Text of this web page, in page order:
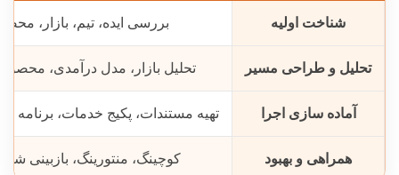
شناخت اولیه بررسی ایده، تیم، بازار،
تحلیل و طراحی مسیر تحلیل بازار، مدل درآمدی،
آماده سازی اجرا تهیه مستندات، پکیج خدمات، برنامه
همراهی و بهبود کوچینگ، منتورینگ، بازبینی